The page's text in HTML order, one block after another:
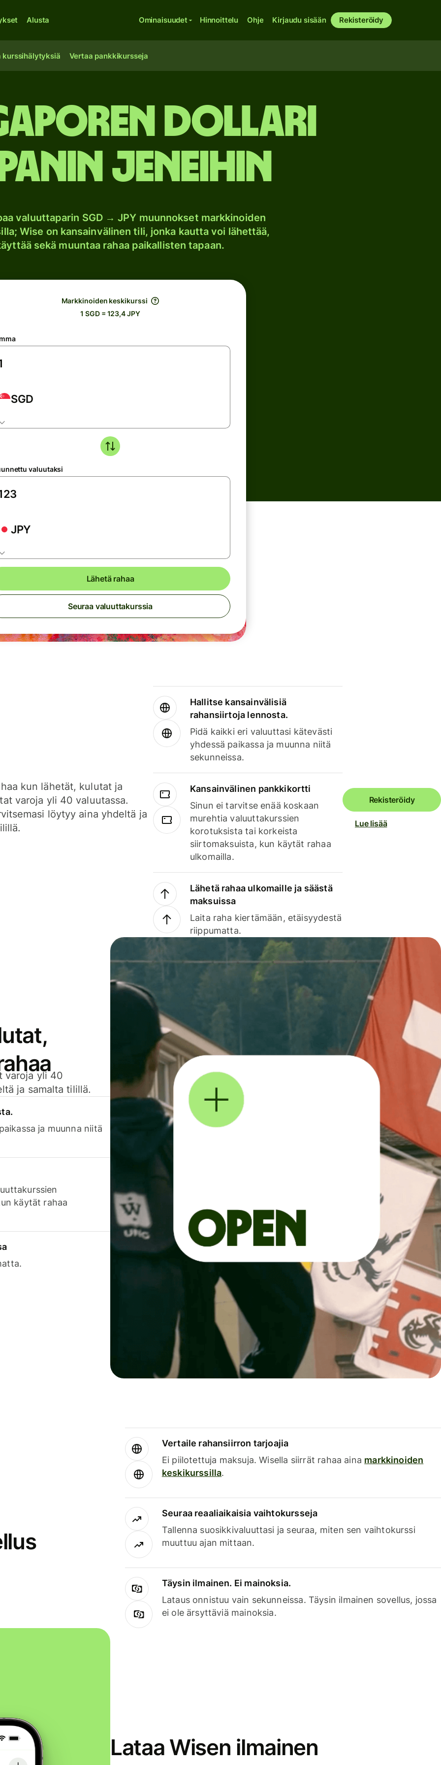
Alusta Ominaisuudet Hinnoittelu Ohje Kirjaudu sisään Rekisteröidy
kurssihälytyksiä Vertaa pankkikursseja
dollari
jeneihin
valuuttaparin SGD → JPY muunnokset markkinoiden
Wise on kansainvälinen tili, jonka kautta voi lähettää,
sekä muuntaa rahaa paikallisten tapaan.
Markkinoiden keskikurssi
1 SGD = 123,4 JPY
SGD
valuutaksi
JPY
Lähetä rahaa
Seuraa valuuttakurssia
kun lähetät, kulutat ja
varoja yli 40 valuutassa.
löytyy aina yhdeltä ja
Hallitse kansainvälisiä
rahansiirtoja lennosta.
Pidä kaikki eri valuuttasi kätevästi
yhdessä paikassa ja muunna niitä
sekunneissa.
Kansainvälinen pankkikortti
Sinun ei tarvitse enää koskaan
murehtia valuuttakurssien
korotuksista tai korkeista
siirtomaksuista, kun käytät rahaa
ulkomailla.
Lähetä rahaa ulkomaille ja säästä
maksuissa
Laita raha kiertämään, etäisyydestä
riippumatta.
Rekisteröidy
Lue lisää
varoja yli 40
ja samalta tilillä.
ja muunna niitä
käytät rahaa
Vertaile rahansiirron tarjoajia
Ei piilotettuja maksuja. Wisella siirrät rahaa aina markkinoiden
keskikurssilla.
Seuraa reaaliaikaisia vaihtokursseja
Tallenna suosikkivaluuttasi ja seuraa, miten sen vaihtokurssi
muuttuu ajan mittaan.
Täysin ilmainen. Ei mainoksia.
Lataus onnistuu vain sekunneissa. Täysin ilmainen sovellus, jossa
ei ole ärsyttäviä mainoksia.
Lataa Wisen ilmainen